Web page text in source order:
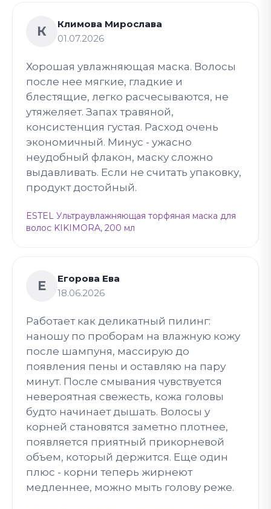
К
Климова Мирослава
01.07.2026
Хорошая увлажняющая маска. Волосы
после нее мягкие, гладкие и
блестящие, легко расчесываются, не
утяжеляет. Запах травяной,
консистенция густая. Расход очень
экономичный. Минус - ужасно
неудобный флакон, маску сложно
выдавливать. Если не считать упаковку,
продукт достойный.
ESTEL Ультраувлажняющая торфяная маска для
волос KIKIMORA, 200 мл
Е
Егорова Ева
18.06.2026
Работает как деликатный пилинг:
наношу по проборам на влажную кожу
после шампуня, массирую до
появления пены и оставляю на пару
минут. После смывания чувствуется
невероятная свежесть, кожа головы
будто начинает дышать. Волосы у
корней становятся заметно плотнее,
появляется приятный прикорневой
объем, который держится. Еще один
плюс - корни теперь жирнеют
медленнее, можно мыть голову реже.